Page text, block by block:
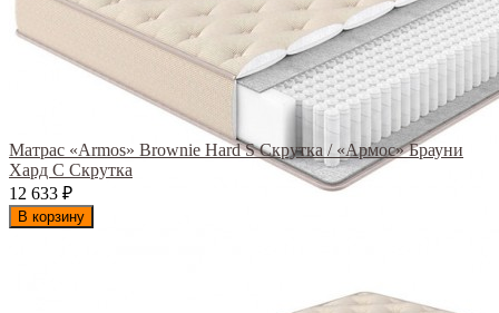
Матрас «Armos» Brownie Hard S Скрутка / «Армос» Брауни
Хард С Скрутка
12 633 ₽
В корзину